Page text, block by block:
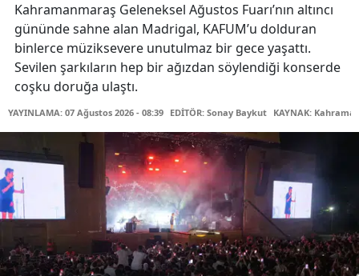
Kahramanmaraş Geleneksel Ağustos Fuarı’nın altıncı
gününde sahne alan Madrigal, KAFUM’u dolduran
binlerce müziksevere unutulmaz bir gece yaşattı.
Sevilen şarkıların hep bir ağızdan söylendiği konserde
coşku doruğa ulaştı.
YAYINLAMA: 07 Ağustos 2026 - 08:39 EDİTÖR: Sonay Baykut KAYNAK: